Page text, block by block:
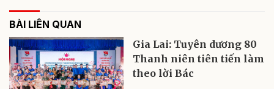
BÀI LIÊN QUAN
Gia Lai: Tuyên dương 80
Thanh niên tiên tiến làm
theo lời Bác